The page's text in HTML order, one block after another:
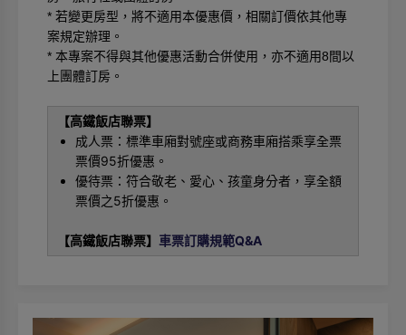
* 若變更房型，將不適用本優惠價，相關訂價依其他專
案規定辦理。
* 本專案不得與其他優惠活動合併使用，亦不適用8間以
上團體訂房。
【高鐵飯店聯票】
成人票：標準車廂對號座或商務車廂搭乘享全票
票價95折優惠。
優待票：符合敬老、愛心、孩童身分者，享全額
票價之5折優惠。
【高鐵飯店聯票】 車票訂購規範Q&A